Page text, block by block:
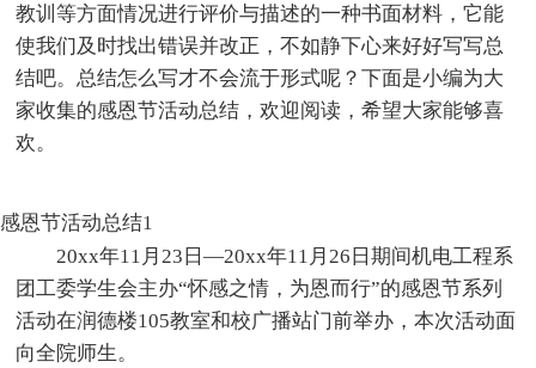
教训等方面情况进行评价与描述的一种书面材料，它能
使我们及时找出错误并改正，不如静下心来好好写写总
结吧。总结怎么写才不会流于形式呢？下面是小编为大
家收集的感恩节活动总结，欢迎阅读，希望大家能够喜
欢。
感恩节活动总结1
20xx年11月23日—20xx年11月26日期间机电工程系
团工委学生会主办“怀感之情，为恩而行”的感恩节系列
活动在润德楼105教室和校广播站门前举办，本次活动面
向全院师生。